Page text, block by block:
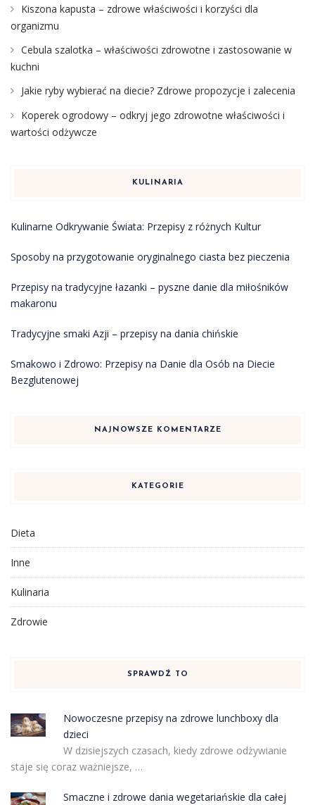
Kiszona kapusta – zdrowe właściwości i korzyści dla
organizmu
Cebula szalotka – właściwości zdrowotne i zastosowanie w
kuchni
Jakie ryby wybierać na diecie? Zdrowe propozycje i zalecenia
Koperek ogrodowy – odkryj jego zdrowotne właściwości i
wartości odżywcze
KULINARIA
Kulinarne Odkrywanie Świata: Przepisy z różnych Kultur
Sposoby na przygotowanie oryginalnego ciasta bez pieczenia
Przepisy na tradycyjne łazanki – pyszne danie dla miłośników
makaronu
Tradycyjne smaki Azji – przepisy na dania chińskie
Smakowo i Zdrowo: Przepisy na Danie dla Osób na Diecie
Bezglutenowej
NAJNOWSZE KOMENTARZE
KATEGORIE
Dieta
Inne
Kulinaria
Zdrowie
SPRAWDŹ TO
Nowoczesne przepisy na zdrowe lunchboxy dla
dzieci
W dzisiejszych czasach, kiedy zdrowe odżywianie
staje się coraz ważniejsze, …
Smaczne i zdrowe dania wegetariańskie dla całej